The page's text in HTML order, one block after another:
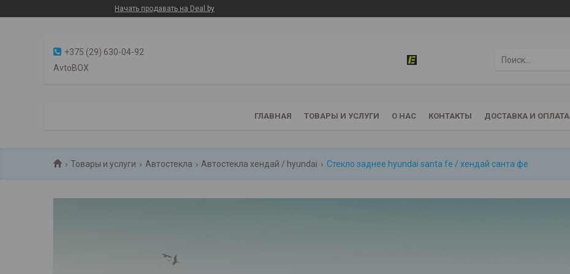
Начать продавать на Deal.by
+375 (29) 630-04-92
AvtoBOX
ГЛАВНАЯ ТОВАРЫ И УСЛУГИ О НАС КОНТАКТЫ ДОСТАВКА И ОПЛАТА
Товары и услуги Автостекла Автостекла хендай / hyundai Стекло заднее hyundai santa fe / хендай санта фе